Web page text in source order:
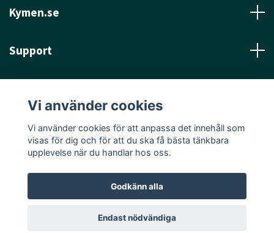
Kymen.se
Support
Sociala medier
© 2026 Kymen.se
Vi använder cookies
Vi använder cookies för att anpassa det innehåll som
visas för dig och för att du ska få bästa tänkbara
upplevelse när du handlar hos oss.
Godkänn alla
Endast nödvändiga